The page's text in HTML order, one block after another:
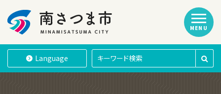
南さつま市
Language
MENU